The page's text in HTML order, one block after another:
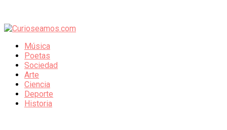
Música
Poetas
Sociedad
Arte
Ciencia
Deporte
Historia